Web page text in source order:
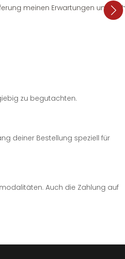
meinen Erwartungen und
zu begutachten.
deiner Bestellung speziell für
Auch die Zahlung auf